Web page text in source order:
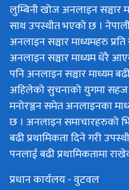
लुम्बिनी खोज अनलाइन सञ्चार
साथ उपस्थीत भएको छ । नेपाली
अनलाइन सञ्चार माध्यमहरु
अनलाइन सञ्चार माध्यम धेरै
पनि अनलाइन सञ्चार माध्यम
अहिलेको सुचनाको युगमा
मनोरञ्जन समेत अनलाइनका
छ । अनलाइन समाचारहरुको
बढी प्रथामिकता दिने गरी
पनलाई बढी प्रथामिकतामा
प्रधान कार्यलय - वुटवल